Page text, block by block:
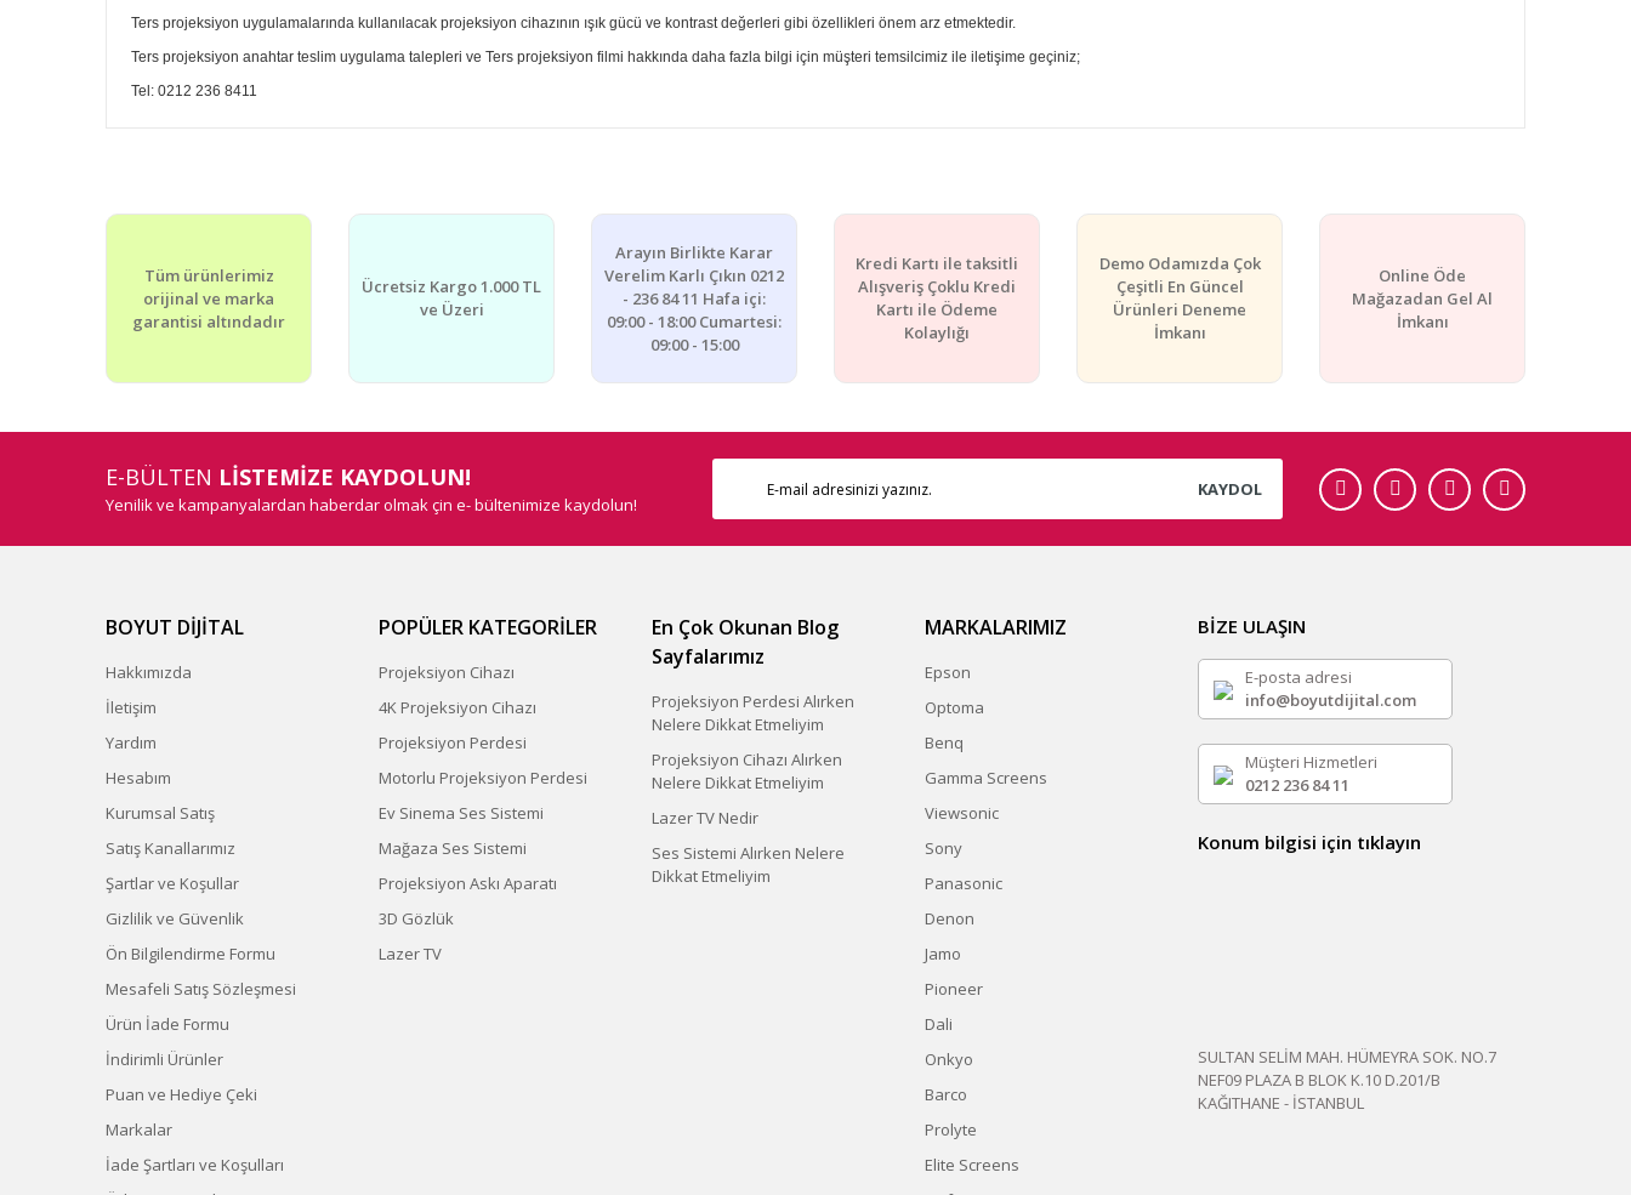
Ters projeksiyon uygulamalarında kullanılacak projeksiyon cihazının ışık gücü ve kontrast değerleri gibi özellikleri önem arz etmektedir.
Ters projeksiyon anahtar teslim uygulama talepleri ve Ters projeksiyon filmi hakkında daha fazla bilgi için müşteri temsilcimiz ile iletişime geçiniz;
Tel: 0212 236 8411
Yorum Yaz
Ürün açıklamasında eksik bilgiler bulunuyor.
Ürün bilgilerinde hatalar bulunuyor.
Bu ürüne benzer farklı alternatifler olmalı.
Gönder
Tüm ürünlerimiz
orijinal ve marka
garantisi altındadır
Ücretsiz Kargo 1.000 TL
ve Üzeri
Arayın Birlikte Karar
Verelim Karlı Çıkın 0212
- 236 84 11 Hafa içi:
09:00 - 18:00 Cumartesi:
09:00 - 15:00
Kredi Kartı ile taksitli
Alışveriş Çoklu Kredi
Kartı ile Ödeme
Kolaylığı
Demo Odamızda Çok
Çeşitli En Güncel
Ürünleri Deneme
İmkanı
Online Öde
Mağazadan Gel Al
İmkanı
E-BÜLTEN LİSTEMİZE KAYDOLUN!
Yenilik ve kampanyalardan haberdar olmak çin e- bültenimize kaydolun!
KAYDOL
BOYUT DİJİTAL
Hakkımızda
İletişim
Yardım
Hesabım
Kurumsal Satış
Satış Kanallarımız
Şartlar ve Koşullar
Gizlilik ve Güvenlik
Ön Bilgilendirme Formu
Mesafeli Satış Sözleşmesi
Ürün İade Formu
İndirimli Ürünler
Puan ve Hediye Çeki
Markalar
İade Şartları ve Koşulları
POPÜLER KATEGORİLER
Projeksiyon Cihazı
4K Projeksiyon Cihazı
Projeksiyon Perdesi
Motorlu Projeksiyon Perdesi
Ev Sinema Ses Sistemi
Mağaza Ses Sistemi
Projeksiyon Askı Aparatı
3D Gözlük
Lazer TV
En Çok Okunan Blog
Sayfalarımız
Projeksiyon Perdesi Alırken
Nelere Dikkat Etmeliyim
Projeksiyon Cihazı Alırken
Nelere Dikkat Etmeliyim
Lazer TV Nedir
Ses Sistemi Alırken Nelere
Dikkat Etmeliyim
MARKALARIMIZ
Epson
Optoma
Benq
Gamma Screens
Viewsonic
Sony
Panasonic
Denon
Jamo
Pioneer
Dali
Onkyo
Barco
Prolyte
Elite Screens
BİZE ULAŞIN
E-posta adresi
info@boyutdijital.com
Müşteri Hizmetleri
0212 236 84 11
Konum bilgisi için tıklayın
SULTAN SELİM MAH. HÜMEYRA SOK. NO.7
NEF09 PLAZA B BLOK K.10 D.201/B
KAĞITHANE - İSTANBUL